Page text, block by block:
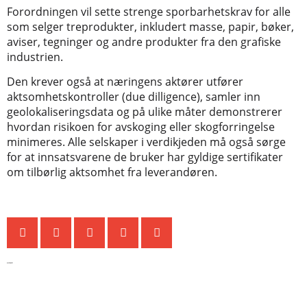
Forordningen vil sette strenge sporbarhetskrav for alle
som selger treprodukter, inkludert masse, papir, bøker,
aviser, tegninger og andre produkter fra den grafiske
industrien.
Den krever også at næringens aktører utfører
aktsomhetskontroller (due dilligence), samler inn
geolokaliseringsdata og på ulike måter demonstrerer
hvordan risikoen for avskoging eller skogforringelse
minimeres. Alle selskaper i verdikjeden må også sørge
for at innsatsvarene de bruker har gyldige sertifikater
om tilbørlig aktsomhet fra leverandøren.
Siste nytt